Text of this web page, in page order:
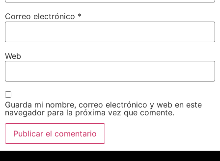
Correo electrónico *
Web
Guarda mi nombre, correo electrónico y web en este
navegador para la próxima vez que comente.